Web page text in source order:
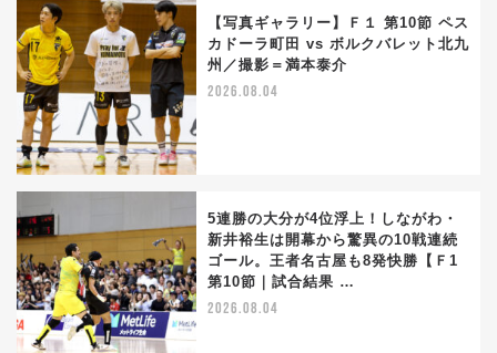
【写真ギャラリー】Ｆ１ 第10節 ペス
カドーラ町田 vs ボルクバレット北九
州／撮影＝満本泰介
2026.08.04
5連勝の大分が4位浮上！しながわ・
新井裕生は開幕から驚異の10戦連続
ゴール。王者名古屋も8発快勝【Ｆ1
第10節｜試合結果 …
2026.08.04